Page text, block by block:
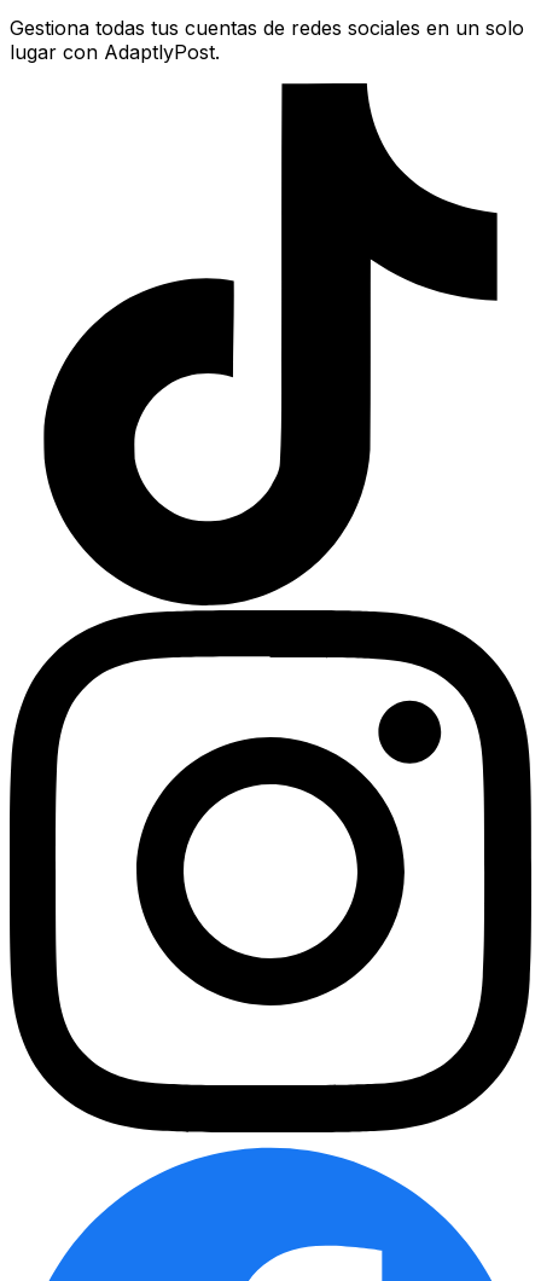
Gestiona todas tus cuentas de redes sociales en un solo
lugar con AdaptlyPost.